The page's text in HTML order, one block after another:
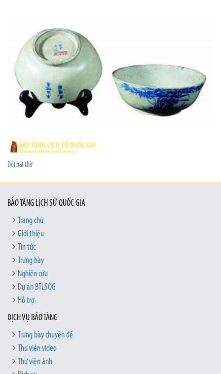
Đôi bát thờ
BẢO TÀNG LỊCH SỬ QUỐC GIA
Trang chủ
Giới thiệu
Tin tức
Trưng bày
Nghiên cứu
Dự án BTLSQG
Hỗ trợ
DỊCH VỤ BẢO TÀNG
Trưng bày chuyên đề
Thư viện video
Thư viện ảnh